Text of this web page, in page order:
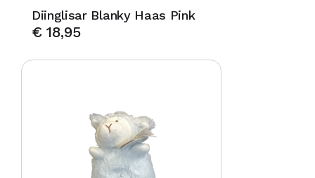
Diinglisar Blanky Haas Pink
€18,95